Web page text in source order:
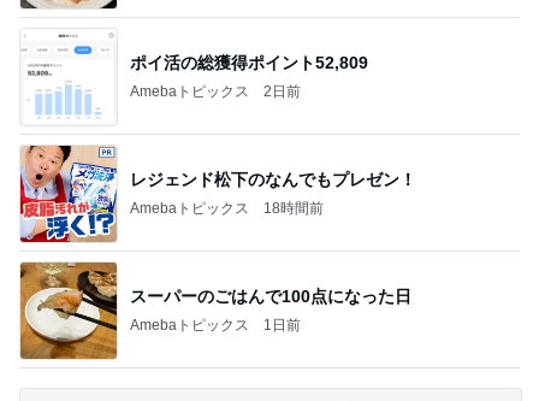
ポイ活の総獲得ポイント52,809
Amebaトピックス 2日前
レジェンド松下のなんでもプレゼン！
Amebaトピックス 18時間前
スーパーのごはんで100点になった日
Amebaトピックス 1日前